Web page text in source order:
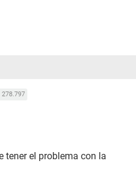
278.797
tener el problema con la